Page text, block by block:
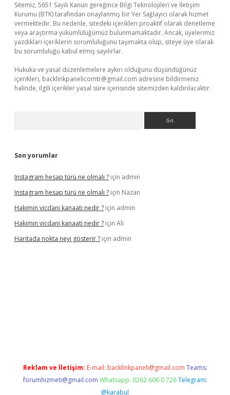
Sitemiz, 5651 Sayılı Kanun gereğince Bilgi Teknolojileri ve İletişim
Kurumu (BTK) tarafından onaylanmış bir Yer Sağlayıcı olarak hizmet
vermektedir. Bu nedenle, sitedeki içerikleri proaktif olarak denetleme
veya araştırma yükümlülüğümüz bulunmamaktadır. Ancak, üyelerimiz
yazdıkları içeriklerin sorumluluğunu taşımakta olup, siteye üye olarak
bu sorumluluğu kabul etmiş sayılırlar.
Hukuka ve yasal düzenlemelere aykırı olduğunu düşündüğünüz
içerikleri, backlinkpanelicomtr@gmail.com adresine bildirmeniz
halinde, ilgili içerikler yasal süre içerisinde sitemizden kaldırılacaktır.
Son yorumlar
Instagram hesap türü ne olmalı ? için admin
Instagram hesap türü ne olmalı ? için Nazan
Hakimin vicdani kanaati nedir ? için admin
Hakimin vicdani kanaati nedir ? için Ali
Haritada nokta neyi gösterir ? için admin
Reklam ve İletişim: E-mail: backlinkpaneli@gmail.com Teams:
forumhizmeti@gmail.com Whatsapp: 0262 606 0 726 Telegram:
@karabul